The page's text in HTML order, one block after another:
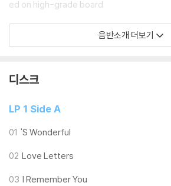
ed on high-grade board
LP 구매시 참고 사항 안내드립니다.
1) 제작/배송 과정에 따라 경미한 재킷 주름, 모
할 수 있으며 속지(이너 슬리브)는 디스크와의
있습니다.
2) 디스크 라벨은 공정상 매끄럽게 부착되지 않
3) 일본 제작 LP는 대부분 겉비닐이 밀봉되어 있
음반소개 더보기
디스크
LP 1 Side A
01 'S Wonderful
02 Love Letters
03 I Remember You